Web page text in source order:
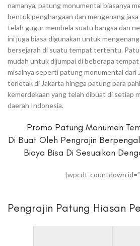
namanya, patung monumental biasanya
bentuk penghargaan dan mengenang
telah gugur membela suatu bangsa dan
ini juga biasa digunakan untuk
bersejarah di suatu tempat tertentu.
mudah untuk dijumpai di beberapa
misalnya seperti patung monumental dari
terletak di Jakarta hingga patung para
kemerdekaan yang telah dibuat di setiap
daerah Indonesia.
Promo Patung Monumen
Di Buat Oleh Pengrajin
Biaya Bisa Di Sesuaikan
[wpcdt-countdown
Pengrajin Patung Hiasan